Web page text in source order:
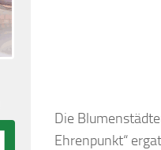
Die
Ehrenpunkt“